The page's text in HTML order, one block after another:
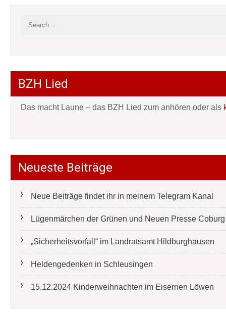
BZH Lied
Das macht Laune – das BZH Lied zum anhören oder als
Neueste Beiträge
Neue Beiträge findet ihr in meinem Telegram Kanal
Lügenmärchen der Grünen und Neuen Presse
„Sicherheitsvorfall“ im Landratsamt Hildburghausen
Heldengedenken in Schleusingen
15.12.2024 Kinderweihnachten im Eisernen Löwen